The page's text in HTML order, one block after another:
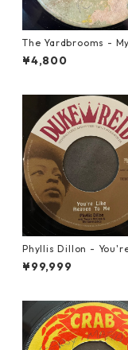
The Yardbrooms -
e【7-21922】
¥4,800
Phyllis Dillon -
eaven To Me【7-21913
¥99,999